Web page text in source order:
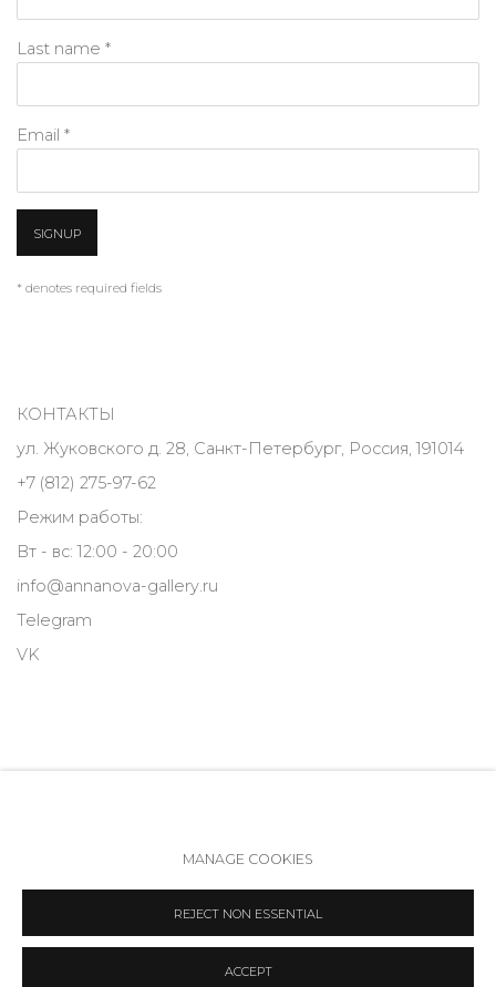
Last name *
Email *
SIGNUP
* denotes required fields
КОНТАКТЫ
ул. Жуковского д. 28, Санкт-Петербург, Россия, 191014
+7 (812) 275-97-62
Режим работы:
Вт - вс: 12:00 - 20:00
info@annanova-gallery.ru
Telegram
VK
COPYRIGHT © 2026 ANNA NOVA GALLERY SITE BY ARTLOGIC
MANAGE COOKIES
REJECT NON ESSENTIAL
ACCEPT